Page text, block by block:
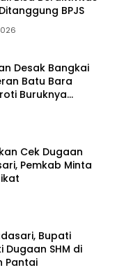
BPJS
Desak Bangkai
Batu Bara
Buruknya
Cek Dugaan
Pemkab Minta
Bupati
Dugaan SHM di
Pantai